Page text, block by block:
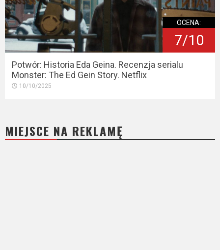
OCENA:
7/10
Potwór: Historia Eda Geina. Recenzja serialu
Monster: The Ed Gein Story. Netflix
10/10/2025
MIEJSCE NA REKLAMĘ